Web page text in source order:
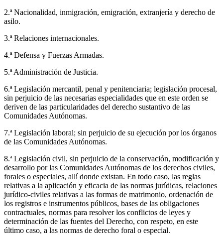
2.ª Nacionalidad, inmigración, emigración, extranjería y derecho de
asilo.
3.ª Relaciones internacionales.
4.ª Defensa y Fuerzas Armadas.
5.ª Administración de Justicia.
6.ª Legislación mercantil, penal y penitenciaria; legislación procesal,
sin perjuicio de las necesarias especialidades que en este orden se
deriven de las particularidades del derecho sustantivo de las
Comunidades Autónomas.
7.ª Legislación laboral; sin perjuicio de su ejecución por los órganos
de las Comunidades Autónomas.
8.ª Legislación civil, sin perjuicio de la conservación, modificación y
desarrollo por las Comunidades Autónomas de los derechos civiles,
forales o especiales, allí donde existan. En todo caso, las reglas
relativas a la aplicación y eficacia de las normas jurídicas, relaciones
jurídico-civiles relativas a las formas de matrimonio, ordenación de
los registros e instrumentos públicos, bases de las obligaciones
contractuales, normas para resolver los conflictos de leyes y
determinación de las fuentes del Derecho, con respeto, en este
último caso, a las normas de derecho foral o especial.